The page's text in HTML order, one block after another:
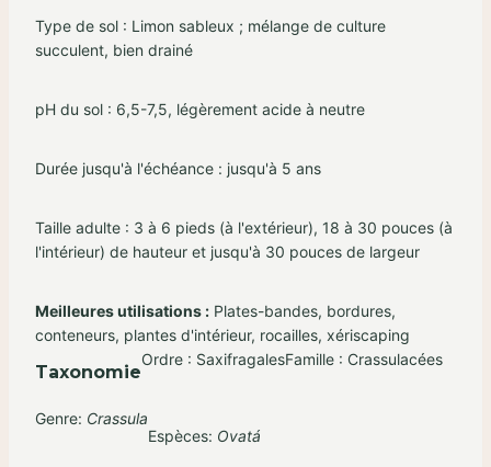
Type de sol : Limon sableux ; mélange de culture
succulent, bien drainé
pH du sol : 6,5-7,5, légèrement acide à neutre
Durée jusqu'à l'échéance : jusqu'à 5 ans
Taille adulte : 3 à 6 pieds (à l'extérieur), 18 à 30 pouces (à
l'intérieur) de hauteur et jusqu'à 30 pouces de largeur
Meilleures utilisations : Plates-bandes, bordures,
conteneurs, plantes d'intérieur, rocailles, xériscaping
Taxonomie
Ordre : SaxifragalesFamille : Crassulacées
Genre: Crassula
Espèces: Ovatá